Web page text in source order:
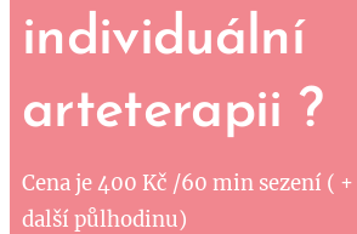
individuální
arteterapii ?
Cena je 400 Kč /60 min sezení (
další půlhodinu)